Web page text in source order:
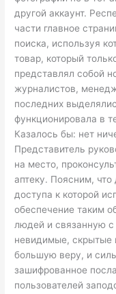
другой аккаунт.
части главное
поиска, используя
товар, который
представлял собой
журналистов,
последних
функционировала в
Казалось бы: нет
Представитель
на место,
аптеку. Поясним, что
доступа к которой
обеспечение таким
людей и связанную с
невидимые, скрытые
большую веру, и
зашифрованное
пользователей